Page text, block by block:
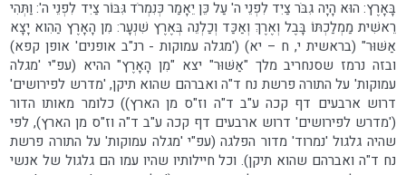
בָּאָרֶץ: הוּא הָיָה גִבֹּר צַיִד לִפְנֵי ה' עַל כֵּן יֵאָמַר כְּנִמְרֹד גִּבּוֹר צַיִד לִפְנֵי ה': וַתְּהִי
רֵאשִׁית מַמְלַכְתּוֹ בָּבֶל וְאֶרֶךְ וְאַכַּד וְכַלְנֵה בְּאֶרֶץ שִׁנְעָר: מִן הָאָרֶץ הַהִוא יָצָא
אַשּׁוּר" (בראשית י, ח – יא) ('מגלה עמוקות - רנ"ב אופנים' אופן קפא)
ובזה נרמז שסנחריב מלך "אַשּׁוּר" יצא "מִן הָאָרֶץ" ההיא (עפ"י 'מגלה
עמוקות' על התורה פרשת נח ד"ה ואברהם שהוא תיקן, 'מדרש לפירושים'
דרוש ארבעים דף קכה ע"ב ד"ה וז"ס מן הארץ)) כלומר מאותו הדור
('מדרש לפירושים' דרוש ארבעים דף קכה ע"ב ד"ה וז"ס מן הארץ), לפי
שהיה גלגול 'נמרוד' מדור הפלגה (עפ"י 'מגלה עמוקות' על התורה פרשת
נח ד"ה ואברהם שהוא תיקן). וכל חיילותיו שהיו עמו הם גלגול של אנשי